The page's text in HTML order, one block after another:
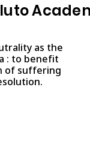
as the
: to benefit
of suffering